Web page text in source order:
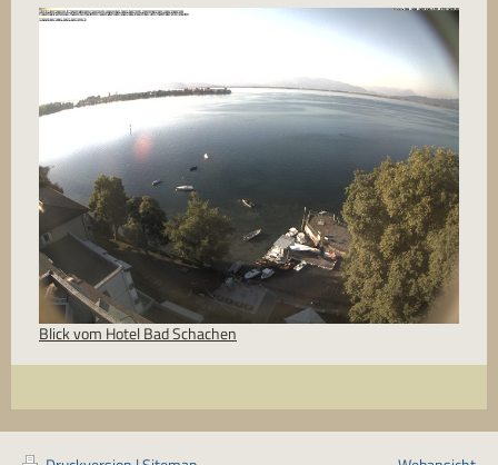
Blick vom Hotel Bad Schachen